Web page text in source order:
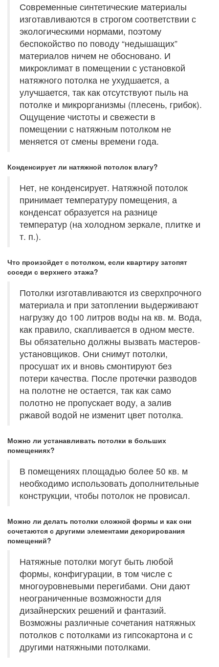
Современные синтетические материалы
изготавливаются в строгом соответствии с
экологическими нормами, поэтому
беспокойство по поводу “недышащих”
материалов ничем не обосновано. И
микроклимат в помещении с установкой
натяжного потолка не ухудшается, а
улучшается, так как отсутствуют пыль на
потолке и микрорганизмы (плесень, грибок).
Ощущение чистоты и свежести в
помещении с натяжным потолком не
меняется от смены времени года.
Конденсирует ли натяжной потолок влагу?
Нет, не конденсирует. Натяжной потолок
принимает температуру помещения, а
конденсат образуется на разнице
температур (на холодном зеркале, плитке и
т. п.).
Что произойдет с потолком, если квартиру затопят
соседи с верхнего этажа?
Потолки изготавливаются из сверхпрочного
материала и при затоплении выдерживают
нагрузку до 100 литров воды на кв. м. Вода,
как правило, скапливается в одном месте.
Вы обязательно должны вызвать мастеров-
установщиков. Они снимут потолки,
просушат их и вновь смонтируют без
потери качества. После протечки разводов
на полотне не остается, так как само
полотно не пропускает воду, а залив
ржавой водой не изменит цвет потолка.
Можно ли устанавливать потолки в больших
помещениях?
В помещениях площадью более 50 кв. м
необходимо использовать дополнительные
конструкции, чтобы потолок не провисал.
Можно ли делать потолки сложной формы и как они
сочетаются с другими элементами декорирования
помещений?
Натяжные потолки могут быть любой
формы, конфигурации, в том числе с
многоуровневыми перегибами. Они дают
неограниченные возможности для
дизайнерских решений и фантазий.
Возможны различные сочетания натяжных
потолков с потолками из гипсокартона и с
другими натяжными потолками.